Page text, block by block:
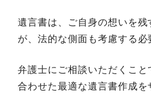
遺言書は、ご自身の想いを残
が、法的な側面も考慮する必
弁護士にご相談いただくこ
合わせた最適な遺言書作成を